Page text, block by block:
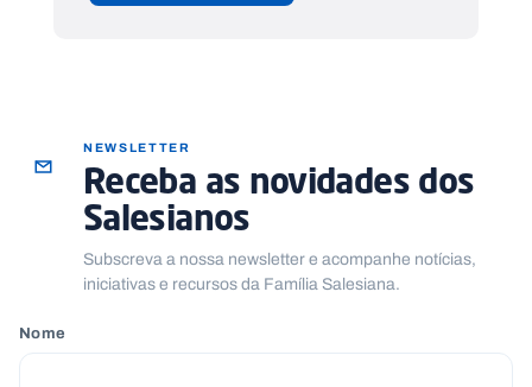
NEWSLETTER
Receba as novidades dos
Salesianos
Subscreva a nossa newsletter e acompanhe notícias,
iniciativas e recursos da Família Salesiana.
Nome